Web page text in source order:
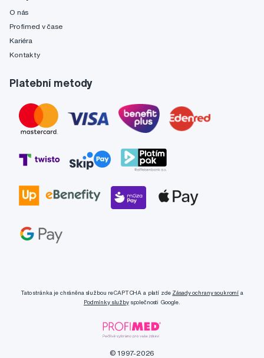
O nás
Profimed v čase
Kariéra
Kontakty
Platební metody
Tato stránka je chráněna službou reCAPTCHA a platí zde Zásady ochrany soukromí a
Podmínky službyspolečnosti Google.
© 1997-2026